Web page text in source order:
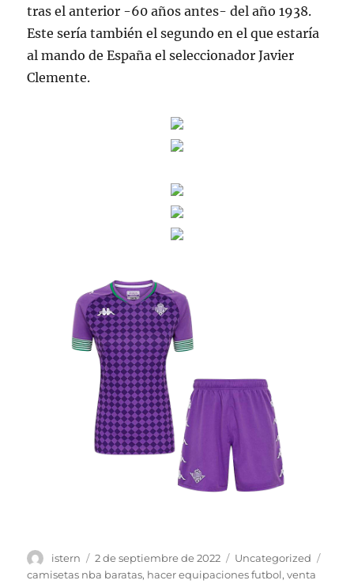
tras el anterior -60 años antes- del año 1938.
Este sería también el segundo en el que estaría
al mando de España el seleccionador Javier
Clemente.
Autor
istern
Publicado
el
2 de septiembre de 2022 Categorías
Uncategorized
camisetas nba baratas, hacer equipaciones futbol,venta